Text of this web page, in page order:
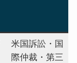
米国訴訟・国
際仲裁・第三